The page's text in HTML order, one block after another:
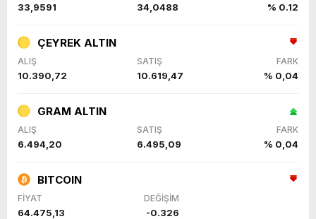
33,9591 34,0488 % 0.12
ÇEYREK ALTIN
ALIŞ SATIŞ FARK
10.390,72 10.619,47 % 0,04
GRAM ALTIN
ALIŞ SATIŞ FARK
6.494,20 6.495,09 % 0,04
BITCOIN
FİYAT DEĞİŞİM
64.475,13 -0.326